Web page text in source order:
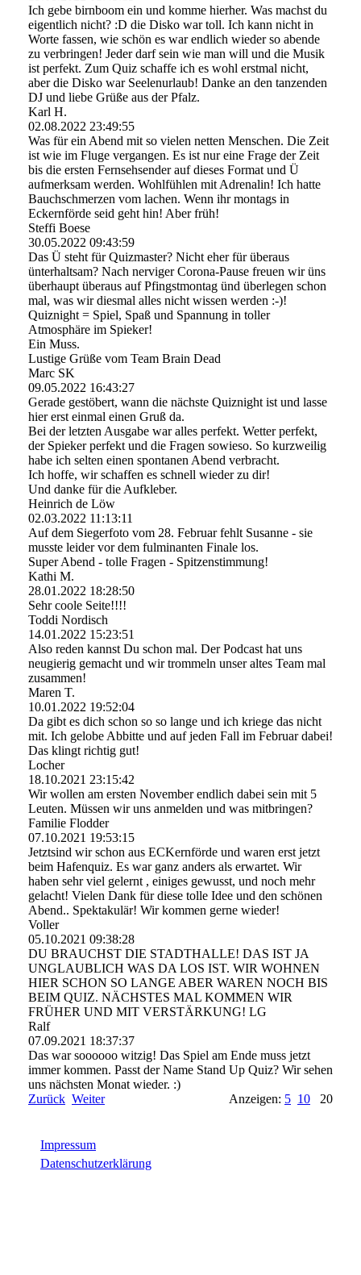
Ich gebe birnboom ein und komme hierher. Was machst du
eigentlich nicht? :D die Disko war toll. Ich kann nicht in
Worte fassen, wie schön es war endlich wieder so abende
zu verbringen! Jeder darf sein wie man will und die Musik
ist perfekt. Zum Quiz schaffe ich es wohl erstmal nicht,
aber die Disko war Seelenurlaub! Danke an den tanzenden
DJ und liebe Grüße aus der Pfalz.
Karl H.
02.08.2022 23:49:55
Was für ein Abend mit so vielen netten Menschen. Die Zeit
ist wie im Fluge vergangen. Es ist nur eine Frage der Zeit
bis die ersten Fernsehsender auf dieses Format und Ü
aufmerksam werden. Wohlfühlen mit Adrenalin! Ich hatte
Bauchschmerzen vom lachen. Wenn ihr montags in
Eckernförde seid geht hin! Aber früh!
Steffi Boese
30.05.2022 09:43:59
Das Ü steht für Quizmaster? Nicht eher für überaus
ünterhaltsam? Nach nerviger Corona-Pause freuen wir üns
überhaupt überaus auf Pfingstmontag ünd überlegen schon
mal, was wir diesmal alles nicht wissen werden :-)!
Quiznight = Spiel, Spaß und Spannung in toller
Atmosphäre im Spieker!
Ein Muss.
Lustige Grüße vom Team Brain Dead
Marc SK
09.05.2022 16:43:27
Gerade gestöbert, wann die nächste Quiznight ist und lasse
hier erst einmal einen Gruß da.
Bei der letzten Ausgabe war alles perfekt. Wetter perfekt,
der Spieker perfekt und die Fragen sowieso. So kurzweilig
habe ich selten einen spontanen Abend verbracht.
Ich hoffe, wir schaffen es schnell wieder zu dir!
Und danke für die Aufkleber.
Heinrich de Löw
02.03.2022 11:13:11
Auf dem Siegerfoto vom 28. Februar fehlt Susanne - sie
musste leider vor dem fulminanten Finale los.
Super Abend - tolle Fragen - Spitzenstimmung!
Kathi M.
28.01.2022 18:28:50
Sehr coole Seite!!!!
Toddi Nordisch
14.01.2022 15:23:51
Also reden kannst Du schon mal. Der Podcast hat uns
neugierig gemacht und wir trommeln unser altes Team mal
zusammen!
Maren T.
10.01.2022 19:52:04
Da gibt es dich schon so so lange und ich kriege das nicht
mit. Ich gelobe Abbitte und auf jeden Fall im Februar dabei!
Das klingt richtig gut!
Locher
18.10.2021 23:15:42
Wir wollen am ersten November endlich dabei sein mit 5
Leuten. Müssen wir uns anmelden und was mitbringen?
Familie Flodder
07.10.2021 19:53:15
Jetztsind wir schon aus ECKernförde und waren erst jetzt
beim Hafenquiz. Es war ganz anders als erwartet. Wir
haben sehr viel gelernt , einiges gewusst, und noch mehr
gelacht! Vielen Dank für diese tolle Idee und den schönen
Abend.. Spektakulär! Wir kommen gerne wieder!
Voller
05.10.2021 09:38:28
DU BRAUCHST DIE STADTHALLE! DAS IST JA
UNGLAUBLICH WAS DA LOS IST. WIR WOHNEN
HIER SCHON SO LANGE ABER WAREN NOCH BIS
BEIM QUIZ. NÄCHSTES MAL KOMMEN WIR
FRÜHER UND MIT VERSTÄRKUNG! LG
Ralf
07.09.2021 18:37:37
Das war soooooo witzig! Das Spiel am Ende muss jetzt
immer kommen. Passt der Name Stand Up Quiz? Wir sehen
uns nächsten Monat wieder. :)
Zurück Weiter Anzeigen: 5 10 20
Impressum
Datenschutzerklärung